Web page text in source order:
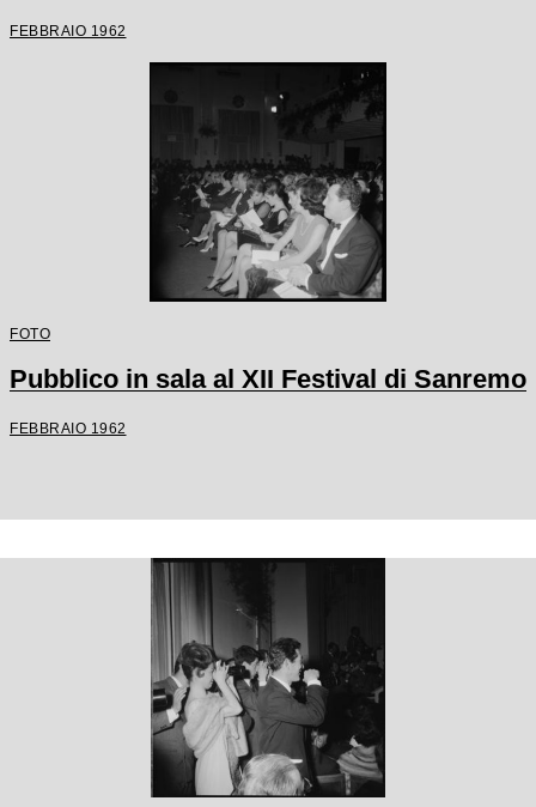
FEBBRAIO 1962
FOTO
Pubblico in sala al XII Festival di Sanremo
FEBBRAIO 1962